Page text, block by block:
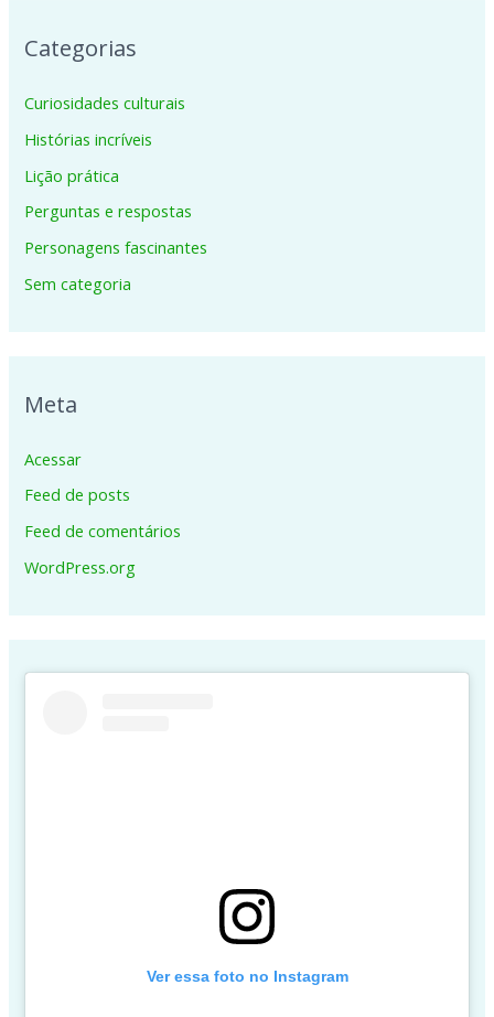
Categorias
Curiosidades culturais
Histórias incríveis
Lição prática
Perguntas e respostas
Personagens fascinantes
Sem categoria
Meta
Acessar
Feed de posts
Feed de comentários
WordPress.org
Ver essa foto no Instagram